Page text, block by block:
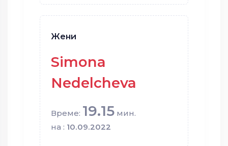
Жени
Simona
Nedelcheva
Време: 19.15 мин.
на : 10.09.2022